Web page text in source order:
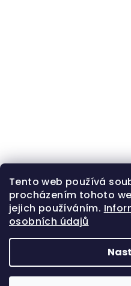
Tento web používá
procházením tohoto
jejich používáním.
osobních údajů
á
Copyright 2026Zlatá